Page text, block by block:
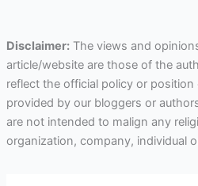
Disclaimer:The views and
article/website are those of the
reflect the official policy or
provided by our bloggers or
are not intended to malign any
organization, company, individual